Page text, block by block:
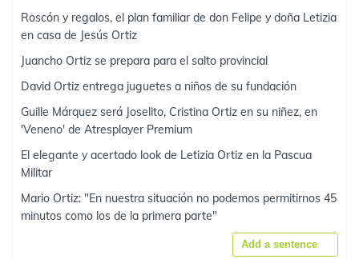
Roscón y regalos, el plan familiar de don Felipe y doña Letizia
en casa de Jesús Ortiz
Juancho Ortiz se prepara para el salto provincial
David Ortiz entrega juguetes a niños de su fundación
Guille Márquez será Joselito, Cristina Ortiz en su niñez, en
'Veneno' de Atresplayer Premium
El elegante y acertado look de Letizia Ortiz en la Pascua
Militar
Mario Ortiz: "En nuestra situación no podemos permitirnos 45
minutos como los de la primera parte"
Add a sentence